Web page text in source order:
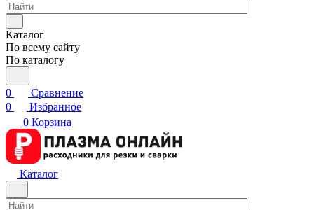
Каталог
По всему сайту
По каталогу
0
Сравнение
0
Избранное
0 Корзина
Каталог